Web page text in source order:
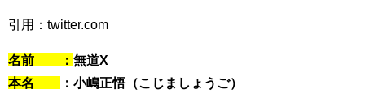
引用：twitter.com
名前 ： 無道X
本名
：小嶋正悟（こじましょうご）